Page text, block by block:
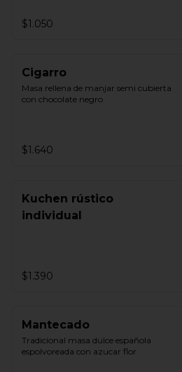
$1.050
Cigarro
Masa rellena de manjar semi cubierta
con chocolate negro
$1.640
Kuchen rústico
individual
$1.390
Mantecado
Tradicional masa dulce española
espolvoreada con azucar flor